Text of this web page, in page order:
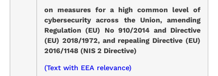
on measures for a high common level of
cybersecurity across the Union, amending
Regulation (EU) No 910/2014 and Directive
(EU) 2018/1972, and repealing Directive (EU)
2016/1148 (NIS 2 Directive)
(Text with EEA relevance)